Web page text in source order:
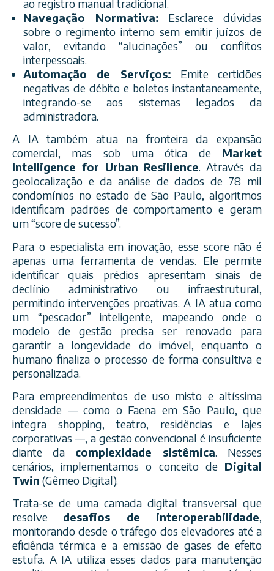
ao registro manual tradicional.
Navegação Normativa: Esclarece dúvidas
sobre o regimento interno sem emitir juízos de
valor, evitando “alucinações” ou conflitos
interpessoais.
Automação de Serviços: Emite certidões
negativas de débito e boletos instantaneamente,
integrando-se aos sistemas legados da
administradora.
A IA também atua na fronteira da expansão
comercial, mas sob uma ótica de Market
Intelligence for Urban Resilience. Através da
geolocalização e da análise de dados de 78 mil
condomínios no estado de São Paulo, algoritmos
identificam padrões de comportamento e geram
um “score de sucesso”.
Para o especialista em inovação, esse score não é
apenas uma ferramenta de vendas. Ele permite
identificar quais prédios apresentam sinais de
declínio administrativo ou infraestrutural,
permitindo intervenções proativas. A IA atua como
um “pescador” inteligente, mapeando onde o
modelo de gestão precisa ser renovado para
garantir a longevidade do imóvel, enquanto o
humano finaliza o processo de forma consultiva e
personalizada.
Para empreendimentos de uso misto e altíssima
densidade — como o Faena em São Paulo, que
integra shopping, teatro, residências e lajes
corporativas —, a gestão convencional é insuficiente
diante da complexidade sistêmica. Nesses
cenários, implementamos o conceito de Digital
Twin (Gêmeo Digital).
Trata-se de uma camada digital transversal que
resolve desafios de interoperabilidade,
monitorando desde o tráfego dos elevadores até a
eficiência térmica e a emissão de gases de efeito
estufa. A IA utiliza esses dados para manutenção